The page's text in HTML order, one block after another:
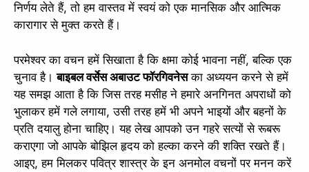
निर्णय लेते हैं, तो हम वास्तव में स्वयं को एक मानसिक और आत्मिक
कारागार से मुक्त करते हैं।
परमेश्वर का वचन हमें सिखाता है कि क्षमा कोई भावना नहीं, बल्कि एक
चुनाव है।बाइबल वर्सेस अबाउट फॉरगिवनेसका अध्ययन करने से हमें
यह समझ आता है कि जिस तरह मसीह ने हमारे अनगिनत अपराधों को
भुलाकर हमें गले लगाया, उसी तरह हमें भी अपने भाइयों और बहनों के
प्रति दयालु होना चाहिए। यह लेख आपको उन गहरे सत्यों से रूबरू
कराएगा जो आपके बोझिल हृदय को हल्का करने की शक्ति रखते हैं।
आइए, हम मिलकर पवित्र शास्त्र के इन अनमोल वचनों पर मनन करें